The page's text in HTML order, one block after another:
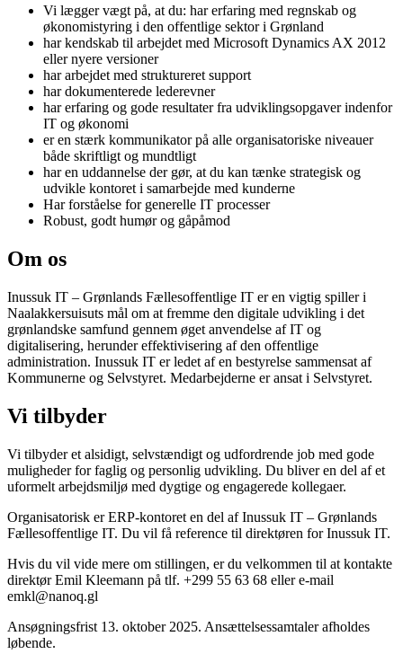
Vi lægger vægt på, at du: har erfaring med regnskab og
økonomistyring i den offentlige sektor i Grønland
har kendskab til arbejdet med Microsoft Dynamics AX 2012
eller nyere versioner
har arbejdet med struktureret support
har dokumenterede lederevner
har erfaring og gode resultater fra udviklingsopgaver indenfor
IT og økonomi
er en stærk kommunikator på alle organisatoriske niveauer
både skriftligt og mundtligt
har en uddannelse der gør, at du kan tænke strategisk og
udvikle kontoret i samarbejde med kunderne
Har forståelse for generelle IT processer
Robust, godt humør og gåpåmod
Om os
Inussuk IT – Grønlands Fællesoffentlige IT er en vigtig spiller i
Naalakkersuisuts mål om at fremme den digitale udvikling i det
grønlandske samfund gennem øget anvendelse af IT og
digitalisering, herunder effektivisering af den offentlige
administration. Inussuk IT er ledet af en bestyrelse sammensat af
Kommunerne og Selvstyret. Medarbejderne er ansat i Selvstyret.
Vi tilbyder
Vi tilbyder et alsidigt, selvstændigt og udfordrende job med gode
muligheder for faglig og personlig udvikling. Du bliver en del af et
uformelt arbejdsmiljø med dygtige og engagerede kollegaer.
Organisatorisk er ERP-kontoret en del af Inussuk IT – Grønlands
Fællesoffentlige IT. Du vil få reference til direktøren for Inussuk IT.
Hvis du vil vide mere om stillingen, er du velkommen til at kontakte
direktør Emil Kleemann på tlf. +299 55 63 68 eller e-mail
emkl@nanoq.gl
Ansøgningsfrist 13. oktober 2025. Ansættelsessamtaler afholdes
løbende.